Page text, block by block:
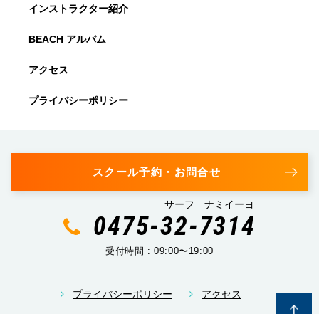
インストラクター紹介
BEACH アルバム
アクセス
プライバシーポリシー
スクール予約・お問合せ
サーフ ナミイーヨ
0475-32-7314
受付時間 : 09:00〜19:00
プライバシーポリシー アクセス